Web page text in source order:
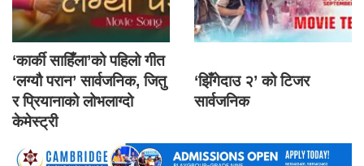
‘कार्की साहिँला’को पहिलो गीत
‘लग्यौ परान’ सार्वजनिक, जितु
र प्रियानाको लोभलाग्दो
केमेस्ट्री
‘झिँगेदाउ २’ को टिजर
सार्वजनिक